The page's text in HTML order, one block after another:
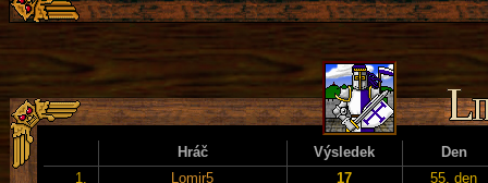
Hráč Výsledek
Den
1.
Lomir5 17
55. den